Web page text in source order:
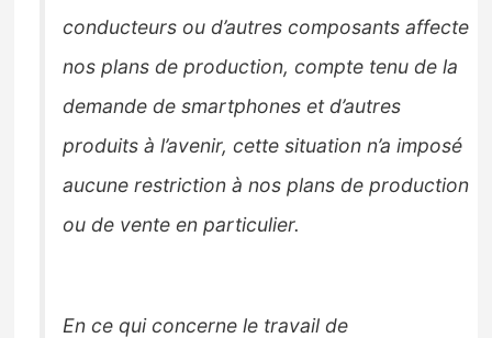
conducteurs ou d’autres composants affecte
nos plans de production, compte tenu de la
demande de smartphones et d’autres
produits à l’avenir, cette situation n’a imposé
aucune restriction à nos plans de production
ou de vente en particulier.
En ce qui concerne le travail de